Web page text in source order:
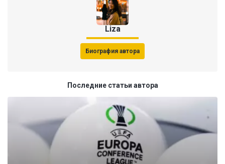
Liza
Биография автора
Последние статьи автора